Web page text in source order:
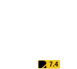
7.4